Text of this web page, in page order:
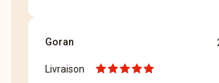
Goran
Livraison